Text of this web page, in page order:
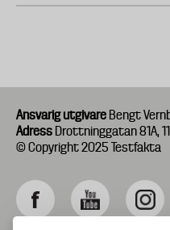
Ansvarig utgivare Bengt
Adress Drottninggatan 81A,
© Copyright 2025 Testfakta